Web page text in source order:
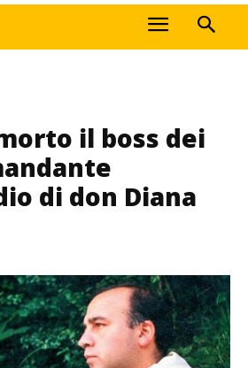
il boss dei
di don Diana